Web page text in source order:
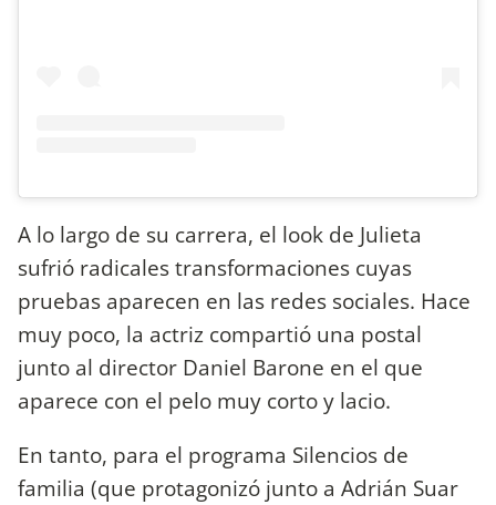
A lo largo de su carrera, el look de Julieta
sufrió radicales transformaciones cuyas
pruebas aparecen en las redes sociales. Hace
muy poco, la actriz compartió una postal
junto al director Daniel Barone en el que
aparece con el pelo muy corto y lacio.
En tanto, para el programa Silencios de
familia (que protagonizó junto a Adrián Suar